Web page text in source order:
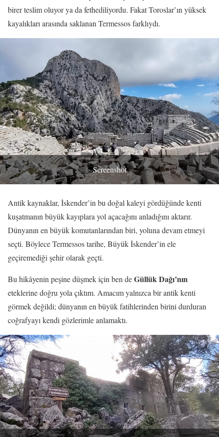
birer teslim oluyor ya da fethediliyordu. Fakat Toroslar’ın yüksek
kayalıkları arasında saklanan Termessos farklıydı.
Screenshot
Antik kaynaklar, İskender’in bu doğal kaleyi gördüğünde kenti
kuşatmanın büyük kayıplara yol açacağını anladığını aktarır.
Dünyanın en büyük komutanlarından biri, yoluna devam etmeyi
seçti. Böylece Termessos tarihe, Büyük İskender’in ele
geçiremediği şehir olarak geçti.
Bu hikâyenin peşine düşmek için ben deGüllük Dağı’nın
eteklerine doğru yola çıktım. Amacım yalnızca bir antik kenti
görmek değildi; dünyanın en büyük fatihlerinden birini durduran
coğrafyayı kendi gözlerimle anlamaktı.